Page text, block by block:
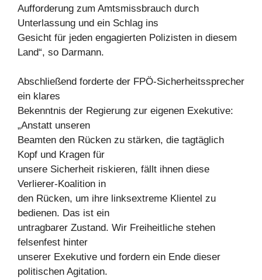
Aufforderung zum Amtsmissbrauch durch
Unterlassung und ein Schlag ins
Gesicht für jeden engagierten Polizisten in diesem
Land“, so Darmann.
Abschließend forderte der FPÖ-Sicherheitssprecher
ein klares
Bekenntnis der Regierung zur eigenen Exekutive:
„Anstatt unseren
Beamten den Rücken zu stärken, die tagtäglich
Kopf und Kragen für
unsere Sicherheit riskieren, fällt ihnen diese
Verlierer-Koalition in
den Rücken, um ihre linksextreme Klientel zu
bedienen. Das ist ein
untragbarer Zustand. Wir Freiheitliche stehen
felsenfest hinter
unserer Exekutive und fordern ein Ende dieser
politischen Agitation.